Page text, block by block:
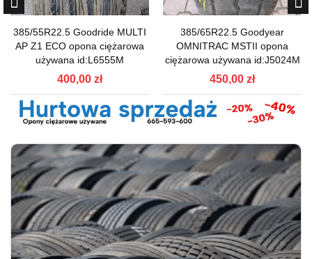
385/55R22.5 Goodride MULTI
AP Z1 ECO opona ciężarowa
używana id:L6555M
400,00 zł
385/65R22.5 Goodyear
OMNITRAC MSTII opona
ciężarowa używana id:J5024M
450,00 zł